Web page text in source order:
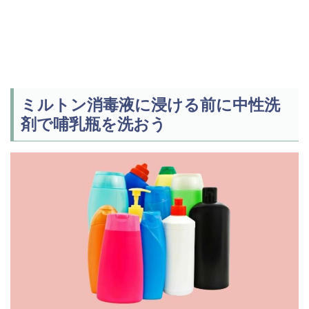
ミルトン消毒液に浸ける前に中性洗
剤で哺乳瓶を洗おう